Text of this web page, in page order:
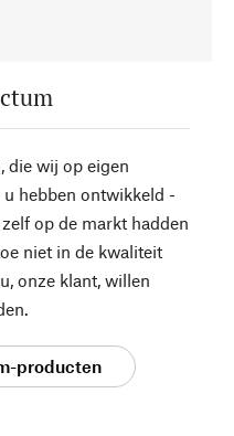
die wij op eigen
hebben ontwikkeld -
op de markt hadden
niet in de kwaliteit
onze klant, willen
producten